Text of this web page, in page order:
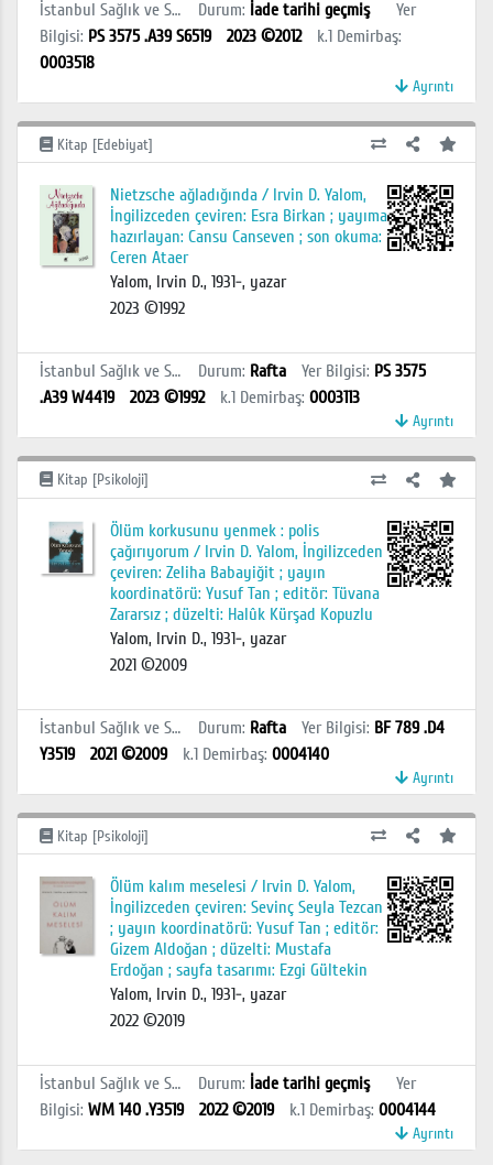
İstanbul Sağlık ve Sosyal Bilimler MYO Kütüphanesi Durum: İade tarihi geçmiş
Yer
Bilgisi: PS 3575 .A39 S6519 2023 ©2012 k.1 Demirbaş:
0003518
Ayrıntı
Kitap [Edebiyat]
Nietzsche ağladığında / Irvin D. Yalom,
İngilizceden çeviren: Esra Birkan ; yayıma
hazırlayan: Cansu Canseven ; son okuma:
Ceren Ataer
Yalom, Irvin D., 1931-, yazar
2023 ©1992
İstanbul Sağlık ve Sosyal Bilimler MYO Kütüphanesi Durum: Rafta Yer Bilgisi: PS 3575
.A39 W4419
2023 ©1992 k.1 Demirbaş: 0003113
Ayrıntı
Kitap [Psikoloji]
Ölüm korkusunu yenmek : polis
çağırıyorum / Irvin D. Yalom, İngilizceden
çeviren: Zeliha Babayiğit ; yayın
koordinatörü: Yusuf Tan ; editör: Tüvana
Zararsız ; düzelti: Halûk Kürşad Kopuzlu
Yalom, Irvin D., 1931-, yazar
2021 ©2009
İstanbul Sağlık ve Sosyal Bilimler MYO Kütüphanesi Durum: Rafta Yer Bilgisi: BF 789 .D4
Y3519
2021 ©2009 k.1 Demirbaş: 0004140
Ayrıntı
Kitap [Psikoloji]
Ölüm kalım meselesi / Irvin D. Yalom,
İngilizceden çeviren: Sevinç Seyla Tezcan
; yayın koordinatörü: Yusuf Tan ; editör:
Gizem Aldoğan ; düzelti: Mustafa
Erdoğan ; sayfa tasarımı: Ezgi Gültekin
Yalom, Irvin D., 1931-, yazar
2022 ©2019
İstanbul Sağlık ve Sosyal Bilimler MYO Kütüphanesi Durum: İade tarihi geçmiş
Yer
Bilgisi: WM 140 .Y3519 2022 ©2019 k.1 Demirbaş: 0004144
Ayrıntı